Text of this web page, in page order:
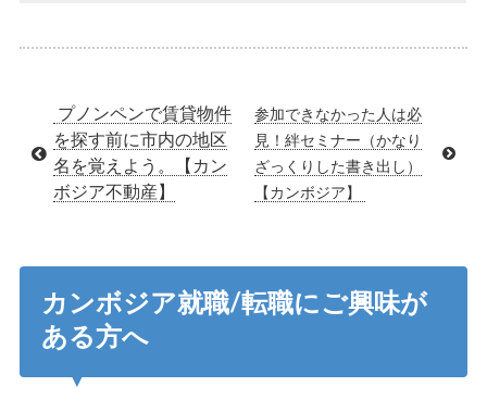
プノンペンで賃貸物件
を探す前に市内の地区
名を覚えよう。【カン
ボジア不動産】
参加できなかった人は必
見！絆セミナー（かなり
ざっくりした書き出し）
【カンボジア】
カンボジア就職/転職にご興味が
ある方へ